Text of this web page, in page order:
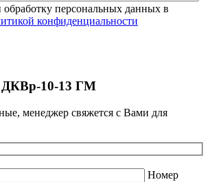
персональных данных в
конфиденциальности
ДКВр-10-13 ГМ
менеджер свяжется с Вами для
Номер